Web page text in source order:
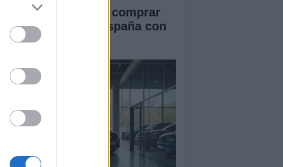
Guía definitiva para comprar
coches chinos en España con
seguridad